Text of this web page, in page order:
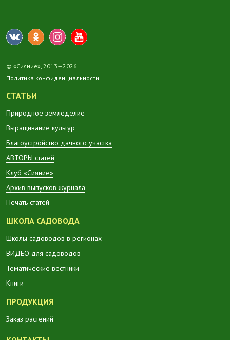
© «Сияние», 2013—2026
Политика конфиденциальности
СТАТЬИ
Природное земледелие
Выращивание культур
Благоустройство дачного участка
АВТОРЫ статей
Клуб «Сияние»
Архив выпусков журнала
Печать статей
ШКОЛА САДОВОДА
Школы садоводов в регионах
ВИДЕО для садоводов
Тематические вестники
Книги
ПРОДУКЦИЯ
Заказ растений